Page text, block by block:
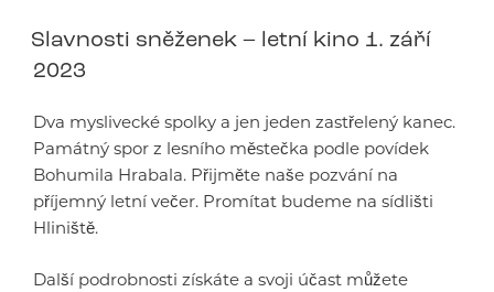
Slavnosti sněženek – letní kino 1. září
2023
Dva myslivecké spolky a jen jeden zastřelený kanec.
Památný spor z lesního městečka podle povídek
Bohumila Hrabala. Přijměte naše pozvání na
příjemný letní večer. Promítat budeme na sídlišti
Hliniště.
Další podrobnosti získáte a svoji účast můžete